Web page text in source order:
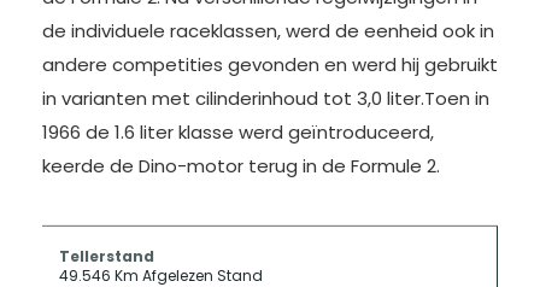
de individuele raceklassen, werd de eenheid ook in
andere competities gevonden en werd hij gebruikt
in varianten met cilinderinhoud tot 3,0 liter.Toen in
1966 de 1.6 liter klasse werd geïntroduceerd,
keerde de Dino-motor terug in de Formule 2.
Tellerstand
49.546 Km Afgelezen Stand